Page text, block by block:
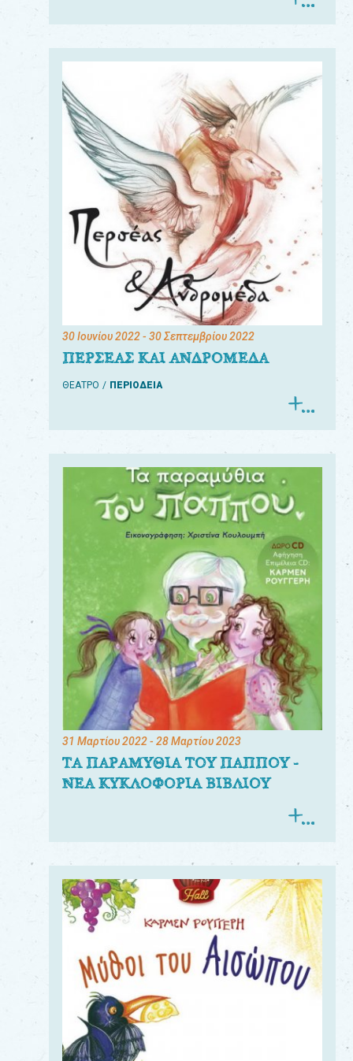
30 Ιουνίου 2022- 30 Σεπτεμβρίου 2022
ΠΕΡΣΕΑΣ ΚΑΙ ΑΝΔΡΟΜΕΔΑ
ΘΕΑΤΡΟ ΠΕΡΙΟΔΕΙΑ
31 Μαρτίου 2022- 28 Μαρτίου 2023
ΤΑ ΠΑΡΑΜΥΘΙΑ ΤΟΥ ΠΑΠΠΟΥ -
ΝΕΑ ΚΥΚΛΟΦΟΡΙΑ ΒΙΒΛΙΟΥ